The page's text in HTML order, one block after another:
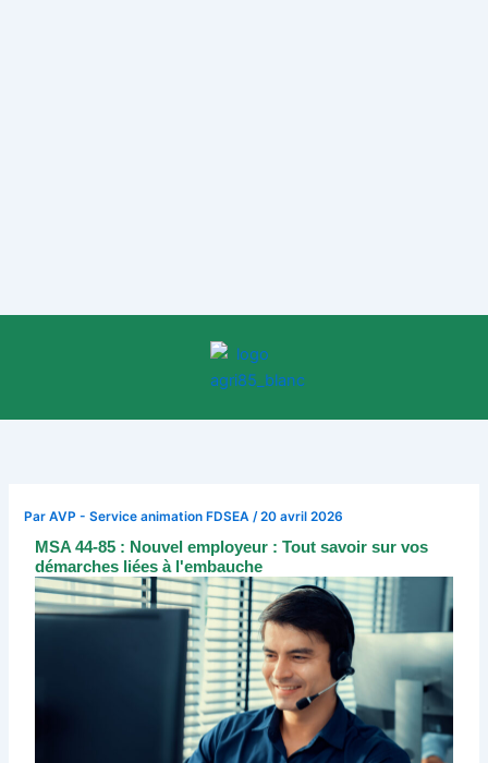
ParAVP - Service animation FDSEA /20 avril 2026
MSA 44-85 : Nouvel employeur : Tout savoir sur vos
démarches liées à l'embauche